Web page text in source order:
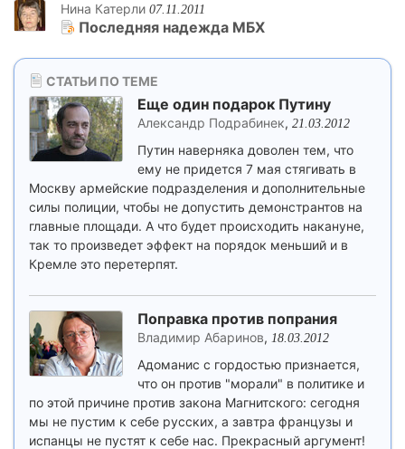
Нина Катерли 07.11.2011
Последняя надежда МБХ
СТАТЬИ ПО ТЕМЕ
Еще один подарок Путину
Александр Подрабинек, 21.03.2012
Путин наверняка доволен тем, что
ему не придется 7 мая стягивать в
Москву армейские подразделения и дополнительные
силы полиции, чтобы не допустить демонстрантов на
главные площади. А что будет происходить накануне,
так то произведет эффект на порядок меньший и в
Кремле это перетерпят.
Поправка против попрания
Владимир Абаринов, 18.03.2012
Адоманис с гордостью признается,
что он против "морали" в политике и
по этой причине против закона Магнитского: сегодня
мы не пустим к себе русских, а завтра французы и
испанцы не пустят к себе нас. Прекрасный аргумент!